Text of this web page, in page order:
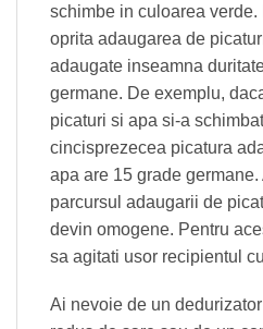
schimbe in culoarea
oprita adaugarea de
adaugate inseamna
germane. De exemplu,
picaturi si apa si-a
cincisprezecea picatura
apa are 15 grade
parcursul adaugarii de
devin omogene. Pentru
sa agitati usor recipientul
Ai nevoie de un